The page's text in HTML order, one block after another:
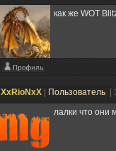
как же WOT
XxRioNxX Пользователь |
лалки что они